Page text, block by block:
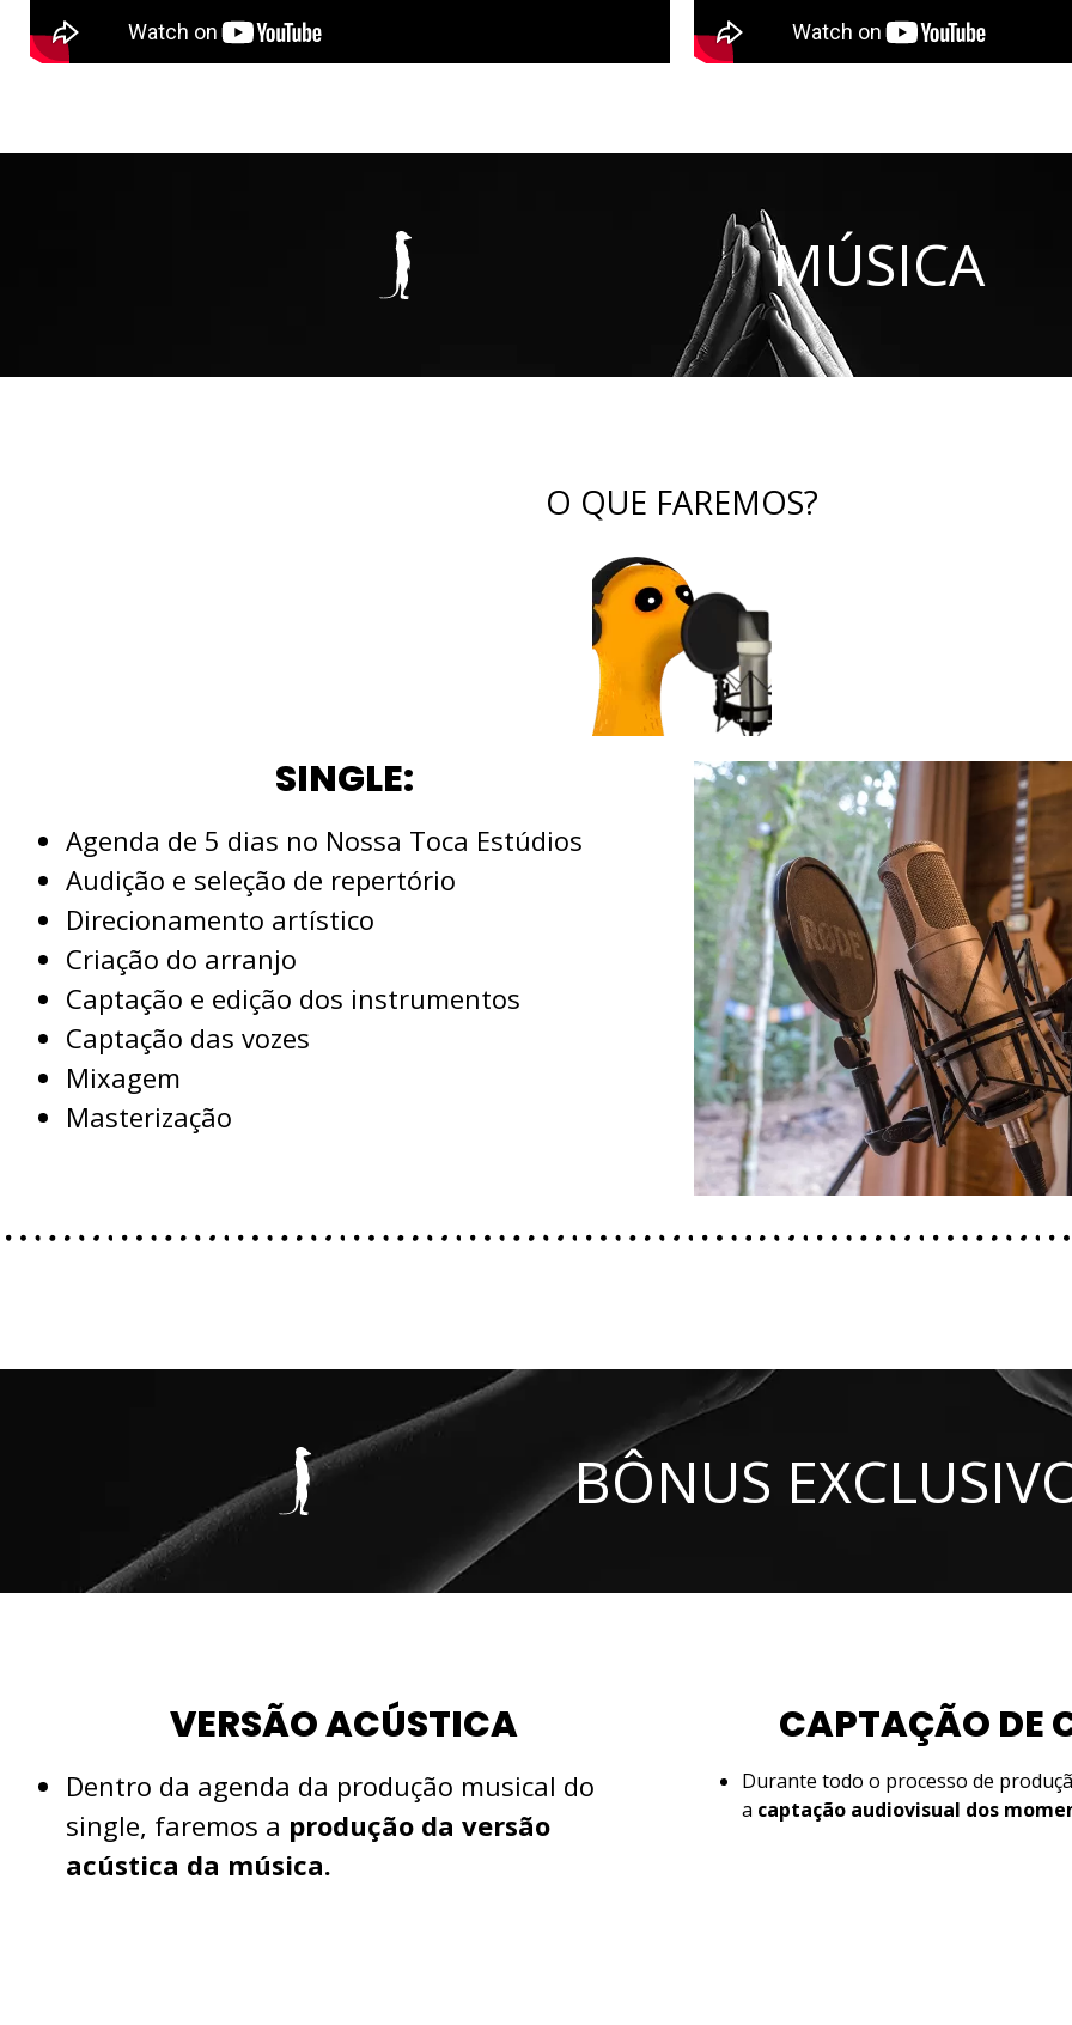
MÚSICA
O QUE FAREMOS?
SINGLE:
Agenda de 5 dias no Nossa Toca Estúdios
Audição e seleção de repertório
Direcionamento artístico
Criação do arranjo
Captação e edição dos instrumentos
Captação das vozes
Mixagem
Masterização
BÔNUS
VERSÃO ACÚSTICA
Dentro da agenda da produção musical do
single, faremos a produção da versão
acústica da música.
CAPTAÇÃO DE
Durante todo o processo de
a captação audiovisual dos